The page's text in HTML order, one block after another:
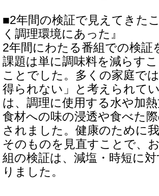
■2年間の検証で見えてきた
く調理環境にあった』
2年間にわたる番組での検
課題は単に調味料を減らす
ことでした。多くの家庭で
得られない」と考えられて
は、調理に使用する水や加
食材への味の浸透や食べた
されました。健康のために
そのものを見直すことで、
組の検証は、減塩・時短に
りました。